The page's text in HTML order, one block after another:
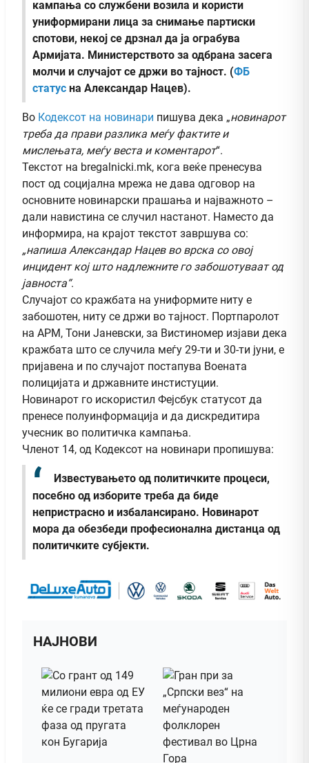
кампања со службени возила и користи
униформирани лица за снимање партиски
спотови, некој се дрзнал да ја ограбува
Армијата. Министерството за одбрана засега
молчи и случајот се држи во тајност. (ФБ
статус на Александар Нацев).
Во Кодексот на новинари пишува дека „новинарот
треба да прави разлика меѓу фактите и
мислењата, меѓу веста и коментарот“.
Текстот на bregalnicki.mk, кога веќе пренесува
пост од социјална мрежа не дава одговор на
основните новинарски прашања и најважното –
дали навистина се случил настанот. Наместо да
информира, на крајот текстот завршува со:
„напиша Александар Нацев во врска со овој
инцидент кој што надлежните го забошотуваат од
јавноста“.
Случајот со кражбата на униформите ниту е
забошотен, ниту се држи во тајност. Портпаролот
на АРМ, Тони Јаневски, за Вистиномер изјави дека
кражбата што се случила меѓу 29-ти и 30-ти јуни, е
пријавена и по случајот постапува Воената
полицијата и државните инстистуции.
Новинарот го искористил Фејсбук статусот да
пренесе полуинформација и да дискредитира
учесник во политичка кампања.
Членот 14, од Кодексот на новинари пропишува:
Известувањето од политичките процеси,
посебно од изборите треба да биде
непристрасно и избалансирано. Новинарот
мора да обезбеди професионална дистанца од
политичките субјекти.
НАЈНОВИ